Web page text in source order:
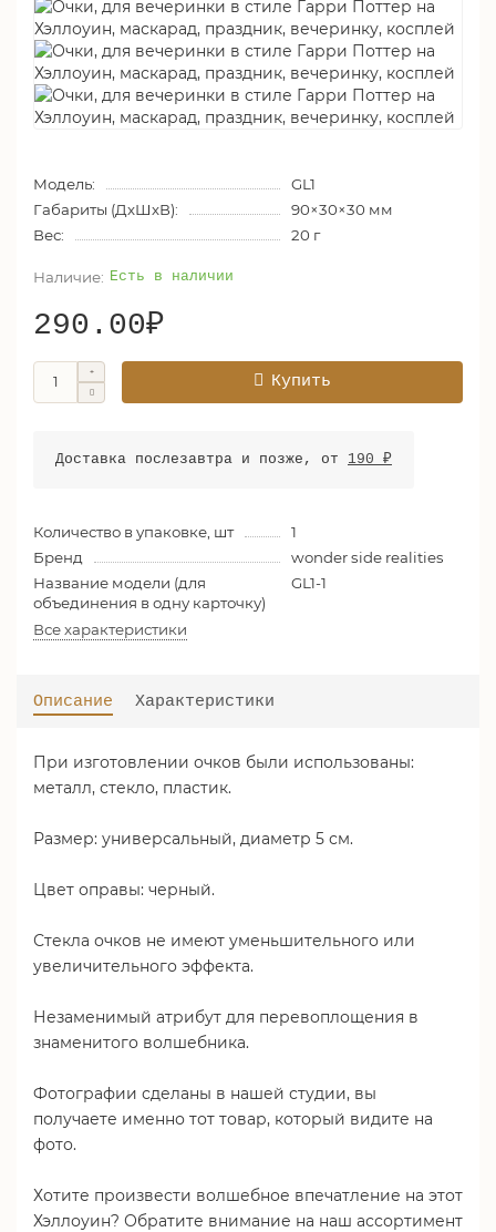
Модель:
GL1
Габариты (ДхШхВ):
90×30×30 мм
Вес:
20 г
Есть в наличии
290.00₽
Купить
Доставка послезавтра и позже, от 190 ₽
Количество в упаковке, шт
1
Бренд
wonder side realities
Название модели (для
объединения в одну карточку)
GL1-1
Все характеристики
Описание Характеристики
При изготовлении очков были использованы:
металл, стекло, пластик.
Размер: универсальный, диаметр 5 см.
Цвет оправы: черный.
Стекла очков не имеют уменьшительного или
увеличительного эффекта.
Незаменимый атрибут для перевоплощения в
знаменитого волшебника.
Фотографии сделаны в нашей студии, вы
получаете именно тот товар, который видите на
фото.
Хотите произвести волшебное впечатление на этот
Хэллоуин? Обратите внимание на наш ассортимент